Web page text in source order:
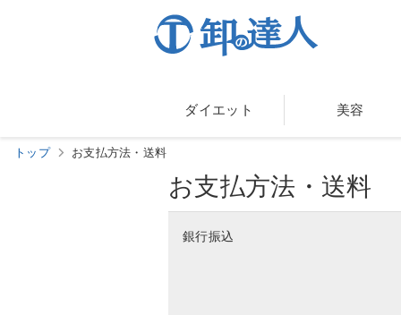
ダイエット 美容
トップ お支払方法・送料
お支払方法・送料
銀行振込